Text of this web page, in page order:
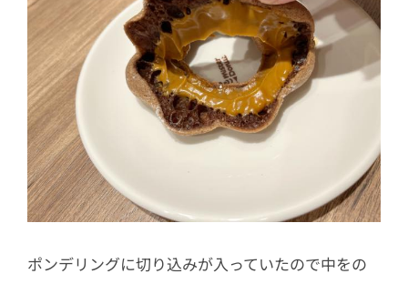
ポンデリングに切り込みが入っていたので中をの